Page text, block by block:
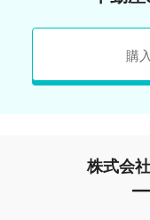
購
株式会
―